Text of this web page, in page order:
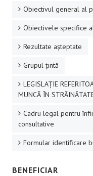
Obiectivul general al
Obiectivele specifice
Rezultate aşteptate
Grupul ţintă
LEGISLAȚIE
MUNCĂ ÎN
Cadru legal pentru
consultative
Formular identificare
BENEFICIAR